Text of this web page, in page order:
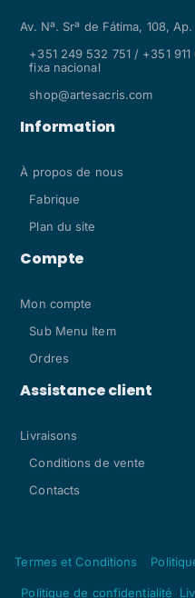
Av. Nª. Srª de Fátima, 108,
+351 249 532 751 / +351
fixa nacional
shop@artesacris.com
Information
À propos de nous
Fabrique
Plan du site
Compte
Mon compte
Sub Menu Item
Ordres
Assistance client
Livraisons
Conditions de vente
Contacts
Termes et Conditions
Politique de confidentialité